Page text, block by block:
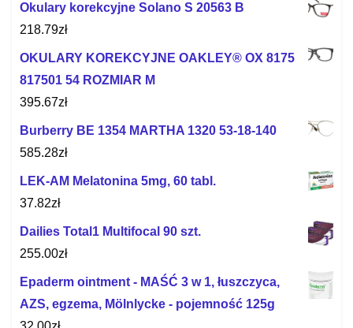
Okulary korekcyjne Solano S 20563 B
218.79zł
OKULARY KOREKCYJNE OAKLEY® OX 8175
817501 54 ROZMIAR M
395.67zł
Burberry BE 1354 MARTHA 1320 53-18-140
585.28zł
LEK-AM Melatonina 5mg, 60 tabl.
37.82zł
Dailies Total1 Multifocal 90 szt.
255.00zł
Epaderm ointment - MAŚĆ 3 w 1, łuszczyca,
AZS, egzema, Mölnlycke - pojemność 125g